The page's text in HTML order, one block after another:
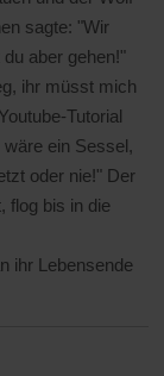
sagte: "Wir
aber gehen!"
ihr müsst mich
Tutorial
ein Sessel,
oder nie!" Der
flog bis in die
ihr Lebensende